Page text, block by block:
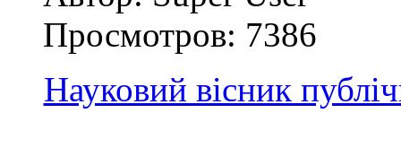
Просмотров: 7386
Науковий вісник